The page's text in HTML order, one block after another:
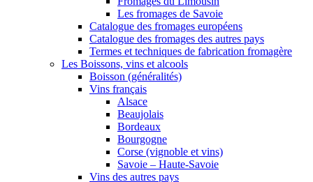
Les fromages de Savoie
Catalogue des fromages européens
Catalogue des fromages des autres pays
Termes et techniques de fabrication fromagère
Les Boissons, vins et alcools
Boisson (généralités)
Vins français
Alsace
Beaujolais
Bordeaux
Bourgogne
Corse (vignoble et vins)
Savoie – Haute-Savoie
Vins des autres pays